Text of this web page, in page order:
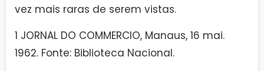
vez mais raras de serem vistas.
1 JORNAL DO COMMERCIO, Manaus, 16 mai.
1962. Fonte: Biblioteca Nacional.